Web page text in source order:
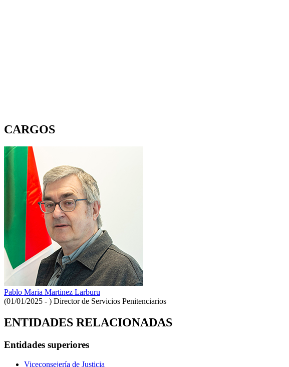
CARGOS
Pablo Maria Martinez Larburu
(01/01/2025 - ) Director de Servicios Penitenciarios
ENTIDADES RELACIONADAS
Entidades superiores
Viceconsejería de Justicia